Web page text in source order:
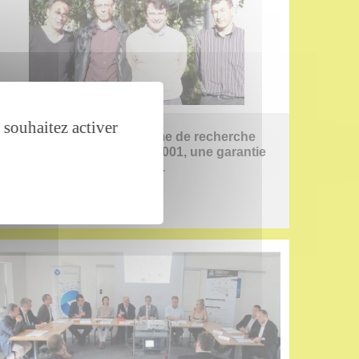
| La plateforme de recherche
obtient la certification ISO 9001, une garantie
de qualité de leurs services.
activer